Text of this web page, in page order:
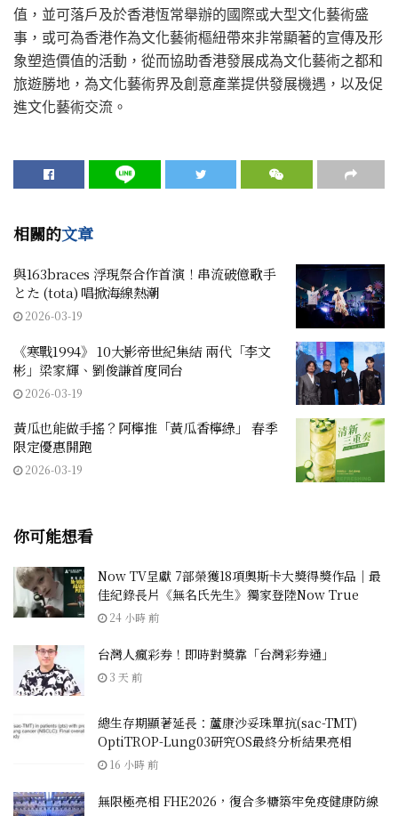
值，並可落戶及於香港恆常舉辦的國際或大型文化藝術盛
事，或可為香港作為文化藝術樞紐帶來非常顯著的宣傳及形
象塑造價值的活動，從而協助香港發展成為文化藝術之都和
旅遊勝地，為文化藝術界及創意產業提供發展機遇，以及促
進文化藝術交流。
相關的文章
與163braces 浮現祭合作首演！串流破億歌手
とた (tota) 唱掀海線熱潮
2026-03-19
《寒戰1994》 10大影帝世紀集結 兩代「李文
彬」梁家輝、劉俊謙首度同台
2026-03-19
黃瓜也能做手搖？阿檸推「黃瓜香檸綠」 春季
限定優惠開跑
2026-03-19
你可能想看
Now TV呈獻 7部榮獲18項奧斯卡大獎得獎作品｜最
佳紀錄長片《無名氏先生》獨家登陸Now True
24 小時 前
台灣人瘋彩券！即時對獎靠「台灣彩券通」
3 天 前
總生存期顯著延長：蘆康沙妥珠單抗(sac-TMT)
OptiTROP-Lung03研究OS最終分析結果亮相
16 小時 前
無限極亮相 FHE2026，復合多糖築牢免疫健康防線